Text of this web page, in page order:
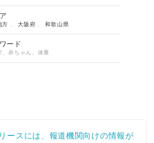
方 、大阪府 、和歌山県
ード
、赤ちゃん、体重
ースには、報道機関向けの情報が